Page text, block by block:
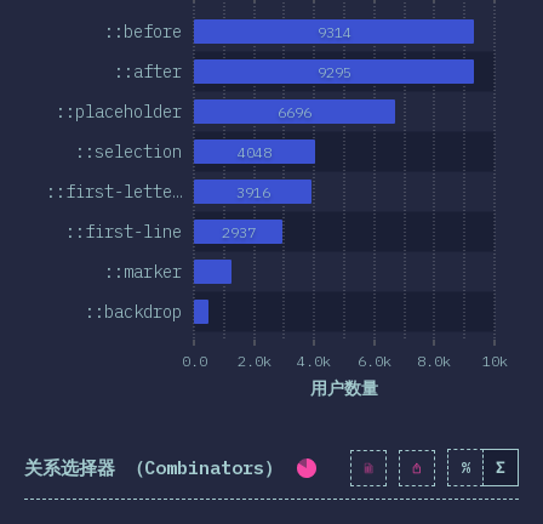
0.0 2.0k 4.0k 6.0k 8.0k 10k
用户数量
::backdrop
::marker
::first-line
::first-lette…
::selection
::placeholder
::after
::before
2937
3916
4048
6696
9295
9314
关系选择器 （Combinators） 完成率: 81.8% ( 9398 )
% Σ